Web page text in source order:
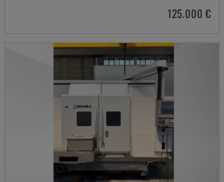
125.000 €